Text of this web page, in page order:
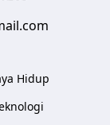
Hidup